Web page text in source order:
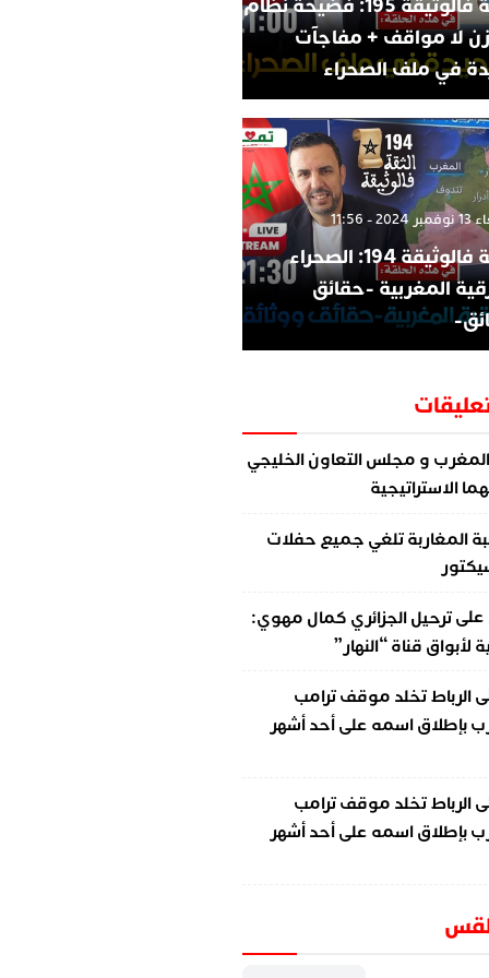
الثقة فالوثيقة 195: فضيحة نظام
لا مواقف + مفاجآت
في ملف الصحراء
- 11:56
الثقة فالوثيقة 194: الصحراء
المغربية -حقائق
المغرب و مجلس التعاون الخليجي
الاستراتيجية
المغاربة تلغي جميع حفلات
علىترحيل الجزائري كمال مهوي:
قناة “النهار”
الرباط تخلد موقف ترامب
بإطلاق اسمه على أحد أشهر
الرباط تخلد موقف ترامب
بإطلاق اسمه على أحد أشهر